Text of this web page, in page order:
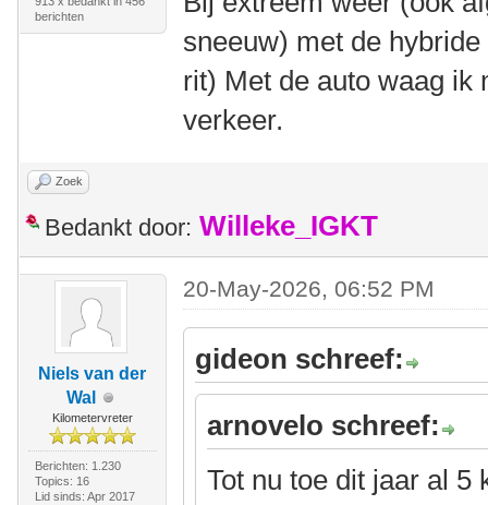
berichten
sneeuw) met de
rit) Met de auto waag ik
verkeer.
Zoek
Bedankt door: Willeke_IGKT
Niels van der
Wal
Kilometervreter
Berichten: 1.230
Topics: 16
Lid sinds: Apr 2017
20-May-2026, 06:52 PM
gideon schreef:
arnovelo schreef:
Tot nu toe dit jaar al 5